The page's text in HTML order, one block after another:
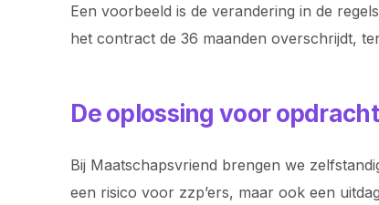
Een voorbeeld is de verandering in de
het contract de 36 maanden overschrijdt,
De oplossing voor
Bij Maatschapsvriend brengen we
een risico voor zzp’ers, maar ook een